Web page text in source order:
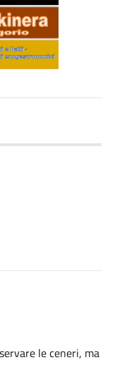
le ceneri, ma